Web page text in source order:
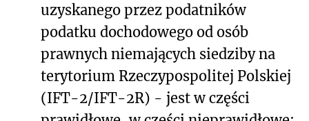
uzyskanego przez podatników
podatku dochodowego od osób
prawnych niemających siedziby na
terytorium Rzeczypospolitej Polskiej
(IFT-2/IFT-2R) - jest w części